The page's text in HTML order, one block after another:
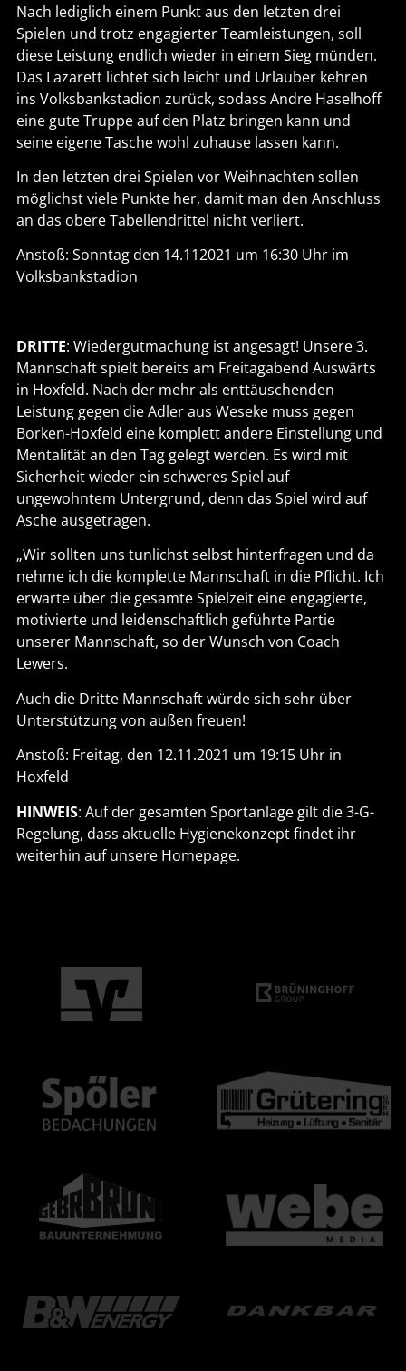
Nach lediglich einem Punkt aus den letzten drei
Spielen und trotz engagierter Teamleistungen, soll
diese Leistung endlich wieder in einem Sieg münden.
Das Lazarett lichtet sich leicht und Urlauber kehren
ins Volksbankstadion zurück, sodass Andre Haselhoff
eine gute Truppe auf den Platz bringen kann und
seine eigene Tasche wohl zuhause lassen kann.
In den letzten drei Spielen vor Weihnachten sollen
möglichst viele Punkte her, damit man den Anschluss
an das obere Tabellendrittel nicht verliert.
Anstoß: Sonntag den 14.112021 um 16:30 Uhr im
Volksbankstadion
DRITTE: Wiedergutmachung ist angesagt! Unsere 3.
Mannschaft spielt bereits am Freitagabend Auswärts
in Hoxfeld. Nach der mehr als enttäuschenden
Leistung gegen die Adler aus Weseke muss gegen
Borken-Hoxfeld eine komplett andere Einstellung und
Mentalität an den Tag gelegt werden. Es wird mit
Sicherheit wieder ein schweres Spiel auf
ungewohntem Untergrund, denn das Spiel wird auf
Asche ausgetragen.
„Wir sollten uns tunlichst selbst hinterfragen und da
nehme ich die komplette Mannschaft in die Pflicht. Ich
erwarte über die gesamte Spielzeit eine engagierte,
motivierte und leidenschaftlich geführte Partie
unserer Mannschaft, so der Wunsch von Coach
Lewers.
Auch die Dritte Mannschaft würde sich sehr über
Unterstützung von außen freuen!
Anstoß: Freitag, den 12.11.2021 um 19:15 Uhr in
Hoxfeld
HINWEIS: Auf der gesamten Sportanlage gilt die 3-G-
Regelung, dass aktuelle Hygienekonzept findet ihr
weiterhin auf unsere Homepage.